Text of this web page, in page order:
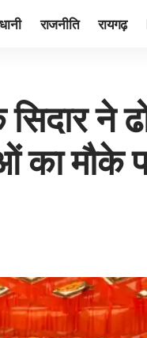
राजनीति रायगढ़
ने
का मौके